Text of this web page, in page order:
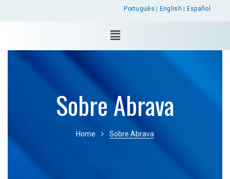
Português | English | Español
Sobre Abrava
Home Sobre Abrava